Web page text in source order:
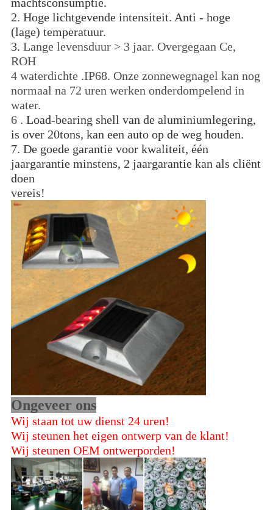
2. Hoge lichtgevende intensiteit. Anti - hoge
(lage) temperatuur.
3. Lange levensduur > 3 jaar. Overgegaan Ce,
ROH
4 waterdichte .IP68. Onze zonnewegnagel kan nog
normaal na 72 uren werken onderdompelend in
water.
6 . Load-bearing shell van de aluminiumlegering,
is over 20tons, kan een auto op de weg houden.
7. De goede garantie voor kwaliteit, één
jaargarantie minstens, 2 jaargarantie kan als cliënt
doen
vereis!
Ongeveer ons
Wij staan tot uw dienst 24 uren!
Wij steunen het eigen ontwerp van de klant!
Wij steunen OEM ontwerporden!